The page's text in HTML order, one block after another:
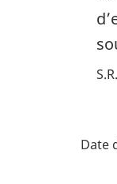
e
a
r
a
Date